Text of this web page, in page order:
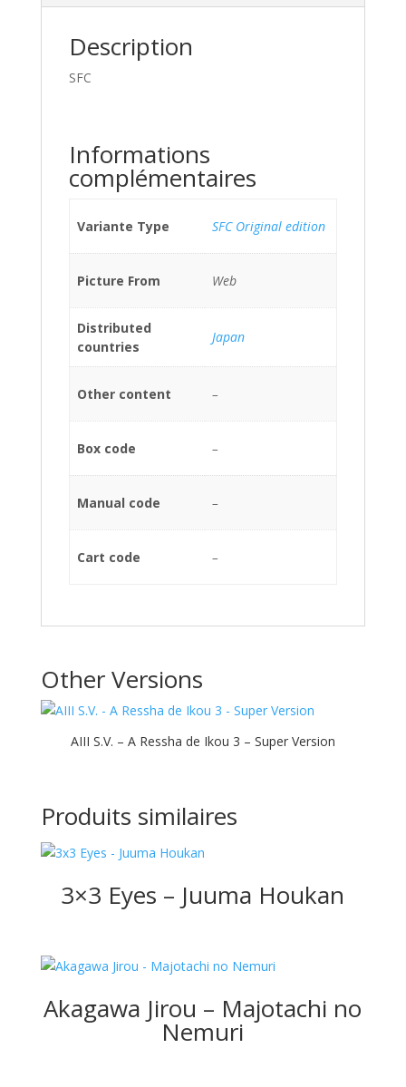
Description
SFC
Informations
complémentaires
Variante Type SFC Original edition
Picture From Web
Distributed
countries
Japan
Other content –
Box code –
Manual code –
Cart code –
Other Versions
AIII S.V. – A Ressha de Ikou 3 – Super Version
Produits similaires
3×3 Eyes – Juuma Houkan
Akagawa Jirou – Majotachi no
Nemuri